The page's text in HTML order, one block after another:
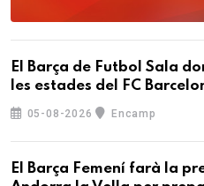
El Barça de Futbol Sala
les estades del FC
05-08-2026 Encamp
El Barça Femení farà la